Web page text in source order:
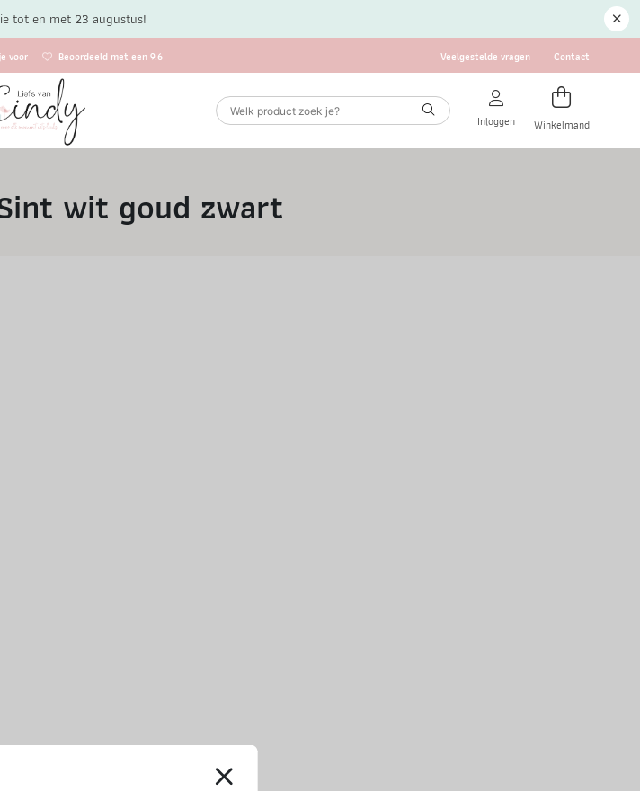
voor Beoordeeld met een 9.6 Veelgestelde vragen Contact
Inloggen Winkelmand
wit goud zwart
tot en met 23 augustus!